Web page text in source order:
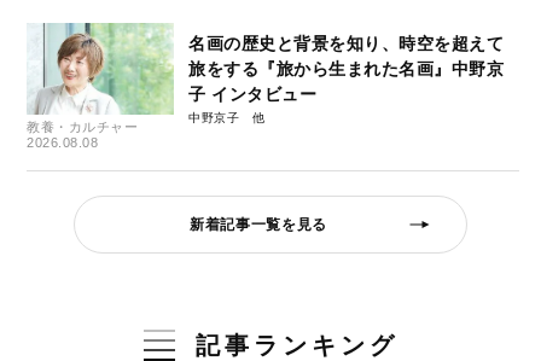
教養・カルチャー
2026.08.08
名画の歴史と背景を知り、時空を超えて
旅をする『旅から生まれた名画』中野京
子 インタビュー
中野京子
新着記事一覧を見る
記事ランキング